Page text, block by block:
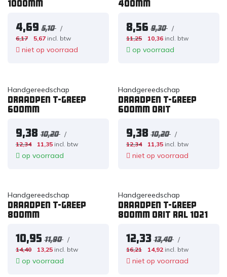
1000mm
4,69 5,10 /
6,17 5,67 incl. btw
niet op voorraad
400mm
8,56 9,30 /
11,25 10,36 incl. btw
op voorraad
Handgereedschap
Draadpen T-greep
600mm
9,38 10,20 /
12,34 11,35 incl. btw
op voorraad
Handgereedschap
Draadpen T-greep
600mm ORIT
9,38 10,20 /
12,34 11,35 incl. btw
niet op voorraad
Handgereedschap
Draadpen T-greep
800mm
10,95 11,90 /
14,40 13,25 incl. btw
op voorraad
Handgereedschap
Draadpen T-greep
800mm ORIT RAL 1021
12,33 13,40 /
16,21 14,92 incl. btw
niet op voorraad